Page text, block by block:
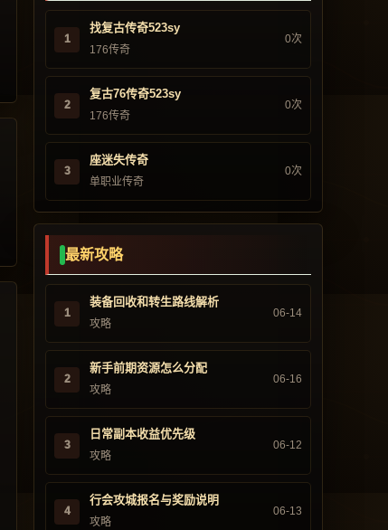
1
找复古传奇523sy
176传奇
0次
2
复古76传奇523sy
176传奇
0次
3
座迷失传奇
单职业传奇
0次
最新攻略
1
装备回收和转生路线解析
攻略
06-14
2
新手前期资源怎么分配
攻略
06-16
3
日常副本收益优先级
攻略
06-12
4
行会攻城报名与奖励说明
攻略
06-13